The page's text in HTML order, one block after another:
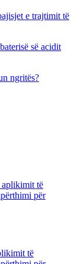
e trajtimit të
së acidit
ngritës?
të